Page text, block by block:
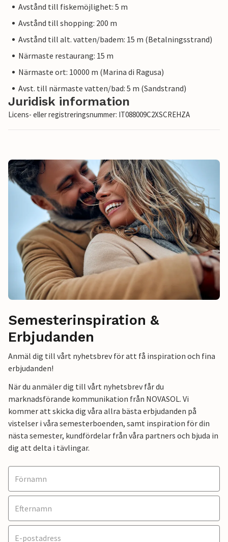
Avstånd till fiskemöjlighet: 5 m
Avstånd till shopping: 200 m
Avstånd till alt. vatten/badem: 15 m (Betalningsstrand)
Närmaste restaurang: 15 m
Närmaste ort: 10000 m (Marina di Ragusa)
Avst. till närmaste vatten/bad: 5 m (Sandstrand)
Juridisk information
Licens- eller registreringsnummer: IT088009C2XSCREHZA
Semesterinspiration &
Erbjudanden
Anmäl dig till vårt nyhetsbrev för att få inspiration och fina
erbjudanden!
När du anmäler dig till vårt nyhetsbrev får du
marknadsförande kommunikation från NOVASOL. Vi
kommer att skicka dig våra allra bästa erbjudanden på
vistelser i våra semesterboenden, samt inspiration för din
nästa semester, kundfördelar från våra partners och bjuda in
dig att delta i tävlingar.